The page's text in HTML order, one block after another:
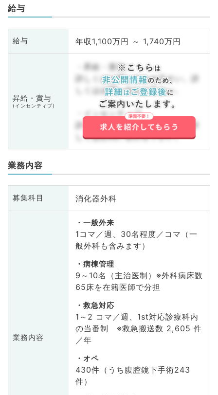
給与
給与 年収1,100万円 ～ 1,740万円
昇給・賞与
(インセンティブ)
・昇給・賞与
詳しくはお問い合わせ下さい。詳
しくはお問い合わせ下さい。
・インセンティブ
詳しくはお問い合わせ下さい。詳
しくはお問い合わせ下さい。
業務内容
募集科目 消化器外科
業務内容
一般外来
1コマ／週、30名程度／コマ（一
般外科も含みます）
病棟管理
9～10名（主治医制）※外科病床数
65床を在籍医師で分担
救急対応
1～2 コマ／週、1st対応診療科内
の当番制 ※救急搬送数 2,605 件
／年
オペ
430件（うち腹腔鏡下手術243
件）